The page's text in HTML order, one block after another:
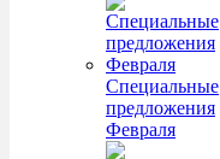
Специальные
предложения
Февраля